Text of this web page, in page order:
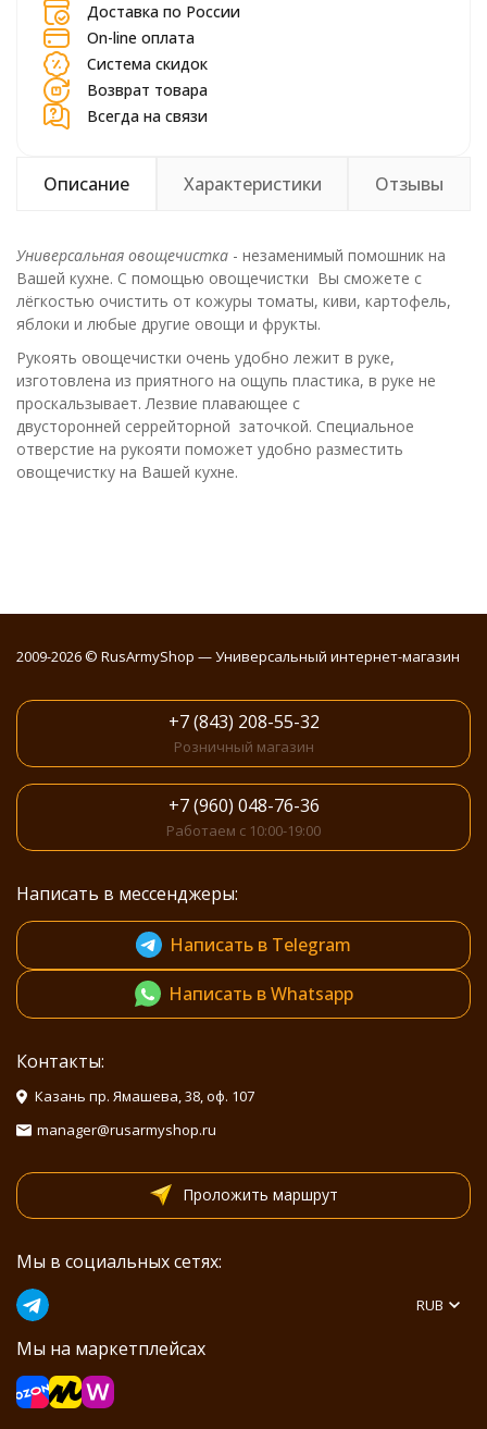
Доставка по России
On-line оплата
Система скидок
Возврат товара
Всегда на связи
Описание Характеристики Отзывы
Универсальная овощечистка - незаменимый помошник на
Вашей кухне. С помощью овощечистки Вы сможете с
лёгкостью очистить от кожуры томаты, киви, картофель,
яблоки и любые другие овощи и фрукты.
Рукоять овощечистки очень удобно лежит в руке,
изготовлена из приятного на ощупь пластика, в руке не
проскальзывает. Лезвие плавающее с
двусторонней серрейторной заточкой. Специальное
отверстие на рукояти поможет удобно разместить
овощечистку на Вашей кухне.
2009-2026 © RusArmyShop — Универсальный интернет-магазин
+7 (843) 208-55-32
Розничный магазин
+7 (960) 048-76-36
Работаем с 10:00-19:00
Написать в мессенджеры:
Написать в Telegram
Написать в Whatsapp
Контакты:
Казань пр. Ямашева, 38, оф. 107
manager@rusarmyshop.ru
Проложить маршрут
Мы в социальных сетях:
Мы на маркетплейсах
RUB